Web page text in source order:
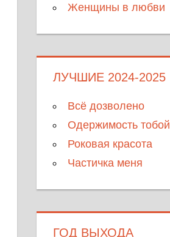
Женщины в любви
ЛУЧШИЕ 2024-2025
Всё дозволено
Одержимость тобой
Роковая красота
Частичка меня
ГОД ВЫХОДА